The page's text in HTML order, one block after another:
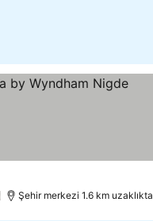
Şehir merkezi 1.6 km uzaklıkta